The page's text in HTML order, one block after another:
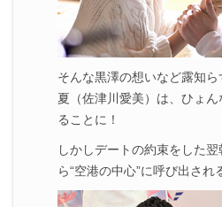
そんな黒澤の想いなど露知
夏（佐津川愛美）は、ひょ
ることに！
しかしデートの約束をした
ら“空港の中心”に呼び出され